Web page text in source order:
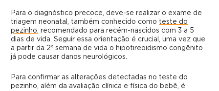
Para o diagnóstico precoce, deve-se realizar o exame de
triagem neonatal, também conhecido como teste do
pezinho, recomendado para recém-nascidos com 3 a 5
dias de vida. Seguir essa orientação é crucial, uma vez que
a partir da 2º semana de vida o hipotireoidismo congênito
já pode causar danos neurológicos.
Para confirmar as alterações detectadas no teste do
pezinho, além da avaliação clínica e física do bebê, é